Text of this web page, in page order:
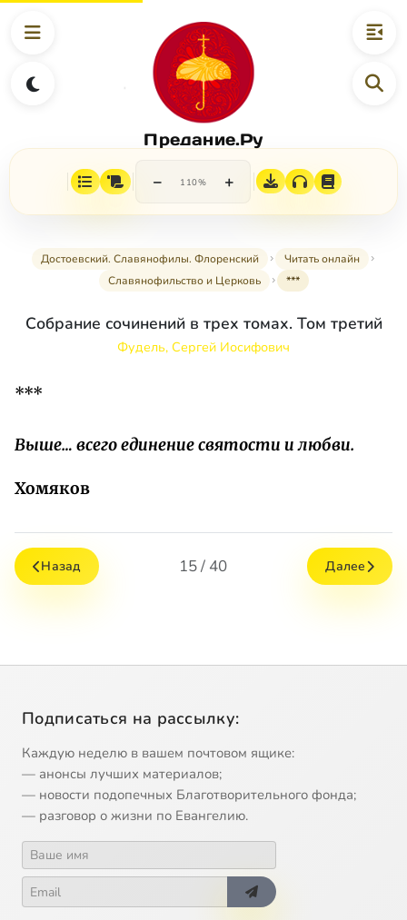
Предание.Ру
− 110% +
Достоевский. Славянофилы. Флоренский
Читать онлайн
Славянофильство и Церковь
***
Собрание сочинений в трех томах. Том третий
Фудель, Сергей Иосифович
***
Выше… всего единение святости и любви.
Хомяков
Назад 15 / 40 Далее
Подписаться на рассылку:
Каждую неделю в вашем почтовом ящике:
— анонсы лучших материалов;
— новости подопечных Благотворительного фонда;
— разговор о жизни по Евангелию.